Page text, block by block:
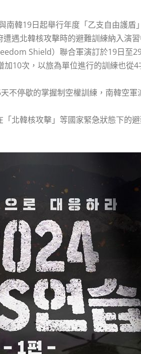
南韓19日起舉行年度「乙支自由護
遇北韓核攻擊時的避難訓練納入演
Shield）聯合軍演訂於19日至
10次，以旅為單位進行的訓練也從
不停歇的掌握制空權訓練，南韓空軍
北韓核攻擊」等國家緊急狀態下的